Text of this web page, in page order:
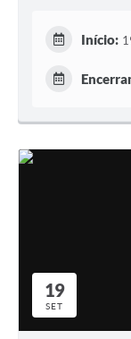
Início:
19
SET